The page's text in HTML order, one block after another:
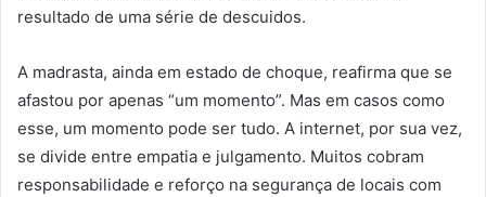
resultado de uma série de descuidos.
A madrasta, ainda em estado de choque, reafirma que se
afastou por apenas “um momento”. Mas em casos como
esse, um momento pode ser tudo. A internet, por sua vez,
se divide entre empatia e julgamento. Muitos cobram
responsabilidade e reforço na segurança de locais com